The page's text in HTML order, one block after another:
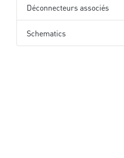
Déconnecteurs associés
Schematics